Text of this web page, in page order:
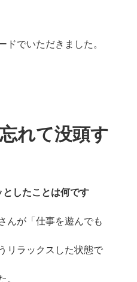
ドでいただきました。
れて没頭す
としたことは何です
んが「 仕事を遊んでも
リラックスした状態で
。